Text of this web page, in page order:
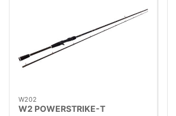
W202
W2 POWERSTRIKE-T